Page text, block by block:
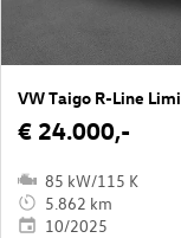
VW Taigo R-Line
€ 24.000,-
85 kW/115 K
5.862 km
10/2025